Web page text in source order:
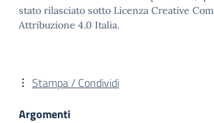
stato rilasciato sotto Licenza Creative
Attribuzione 4.0 Italia.
Stampa / Condividi
Argomenti